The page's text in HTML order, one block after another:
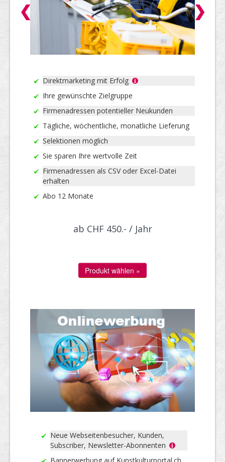
Direktmarketing mit Erfolg
Ihre gewünschte Zielgruppe
Firmenadressen potentieller Neukunden
Tägliche, wöchentliche, monatliche Lieferung
Selektionen möglich
Sie sparen Ihre wertvolle Zeit
Firmenadressen als CSV oder Excel-Datei
erhalten
Abo 12 Monate
ab CHF 450.- / Jahr
Neue Webseitenbesucher, Kunden,
Subscriber, Newsletter-Abonnenten
Bannerwerbung auf Kunstkulturportal.ch
❮ ❯